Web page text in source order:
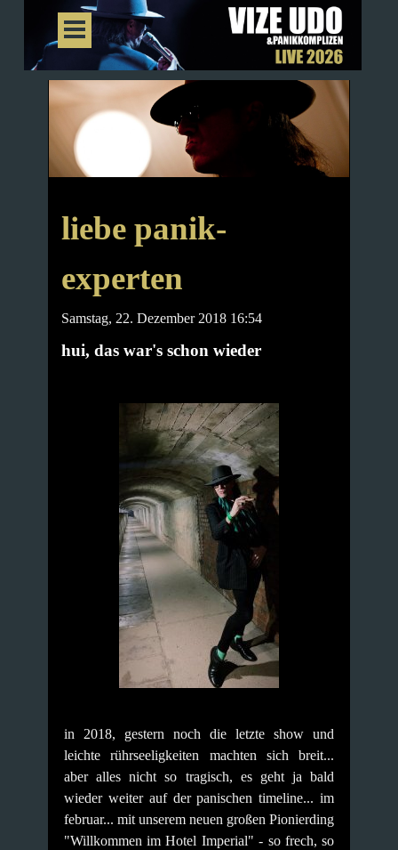
liebe panik-
experten
Samstag, 22. Dezember 2018 16:54
hui, das war's schon wieder
in 2018, gestern noch die letzte show und
leichte rührseeligkeiten machten sich breit...
aber alles nicht so tragisch, es geht ja bald
wieder weiter auf der panischen timeline... im
februar... mit unserem neuen großen Pionierding
"Willkommen im Hotel Imperial" - so frech, so